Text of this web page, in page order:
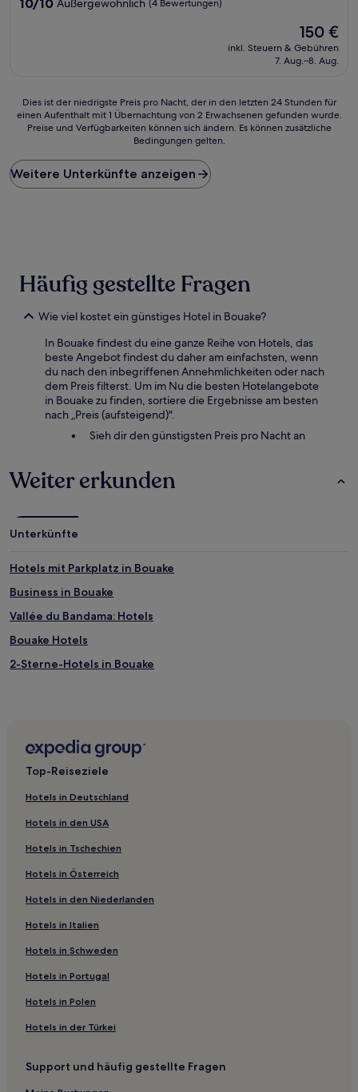
(4 Bewertungen)
Der
Preis
beträgt
150 €
inkl. Steuern & Gebühren
7. Aug.–8. Aug.
Dies
ist
Preis
pro
Nacht,
für
einen
mit
2 Erwachsenen
gefunden
Verfügbarkeiten
ändern.
Es
zusätzliche
Bedingungen
Dies ist der niedrigste Preis pro Nacht, der in den letzten 24 Stunden für
einen Aufenthalt mit 1 Übernachtung von 2 Erwachsenen gefunden wurde.
Preise und Verfügbarkeiten können sich ändern. Es können zusätzliche
Bedingungen gelten.
Weitere Unterkünfte anzeigen
Häufig gestellte Fragen
Wie viel kostet ein günstiges Hotel in Bouake?
In Bouake findest du eine ganze Reihe von Hotels, das
beste Angebot findest du daher am einfachsten, wenn
du nach den inbegriffenen Annehmlichkeiten oder nach
dem Preis filterst. Um im Nu die besten Hotelangebote
in Bouake zu finden, sortiere die Ergebnisse am besten
nach „Preis (aufsteigend)".
Sieh dir den günstigsten Preis pro Nacht an
Weiter erkunden
Unterkünfte
Hotels mit Parkplatz in Bouake
Business in Bouake
Vallée du Bandama: Hotels
Bouake Hotels
2-Sterne-Hotels in Bouake
Top-Reiseziele
Hotels in Deutschland
Hotels in den USA
Hotels in Tschechien
Hotels in Österreich
Hotels in den Niederlanden
Hotels in Italien
Hotels in Schweden
Hotels in Portugal
Hotels in Polen
Hotels in der Türkei
Support und häufig gestellte Fragen